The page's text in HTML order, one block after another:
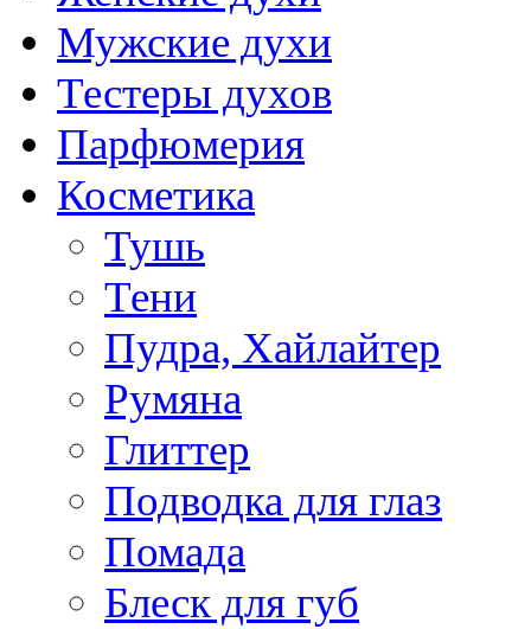
Мужские духи
Тестеры духов
Парфюмерия
Косметика
Тушь
Тени
Пудра, Хайлайтер
Румяна
Глиттер
Подводка для глаз
Помада
Блеск для губ